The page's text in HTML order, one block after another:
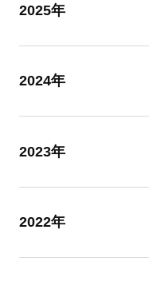
2025年
2024年
2023年
2022年